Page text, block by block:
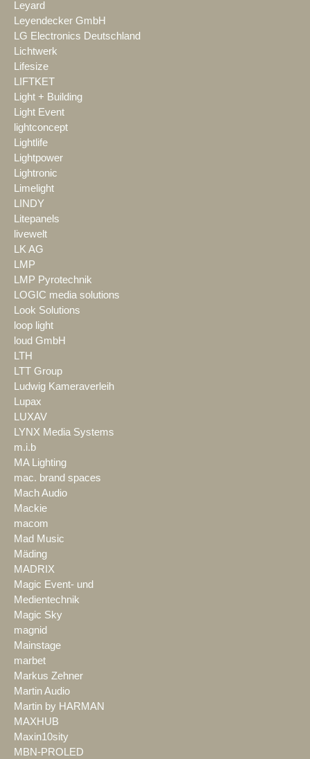
Leyard
Leyendecker GmbH
LG Electronics Deutschland
Lichtwerk
Lifesize
LIFTKET
Light + Building
Light Event
lightconcept
Lightlife
Lightpower
Lightronic
Limelight
LINDY
Litepanels
livewelt
LK AG
LMP
LMP Pyrotechnik
LOGIC media solutions
Look Solutions
loop light
loud GmbH
LTH
LTT Group
Ludwig Kameraverleih
Lupax
LUXAV
LYNX Media Systems
m.i.b
MA Lighting
mac. brand spaces
Mach Audio
Mackie
macom
Mad Music
Mäding
MADRIX
Magic Event- und
Medientechnik
Magic Sky
magnid
Mainstage
marbet
Markus Zehner
Martin Audio
Martin by HARMAN
MAXHUB
Maxin10sity
MBN-PROLED